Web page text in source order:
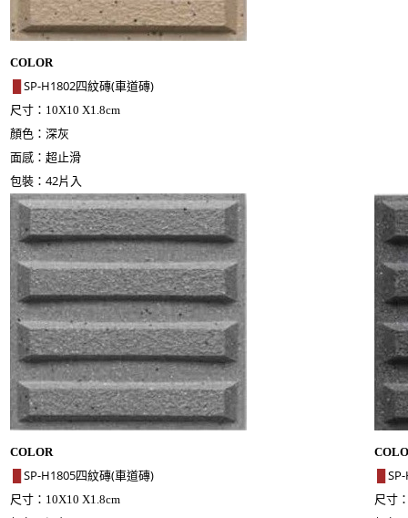
COLOR
SP-H1802四紋磚(車道磚)
尺寸： 10X10 X1.8cm
顏色：深灰
面感：超止滑
包裝：42片入
COLOR
SP-H1805四紋磚(車道磚)
尺寸： 10X10 X1.8cm
尺寸